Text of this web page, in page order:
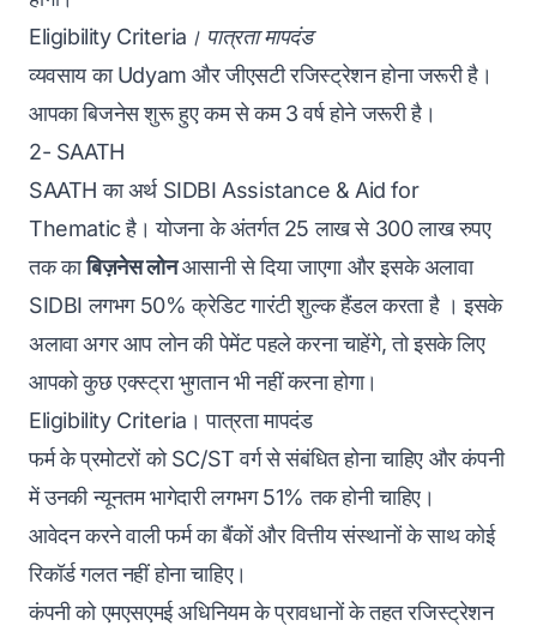
Eligibility Criteria। पात्रता मापदंड
व्यवसाय का Udyam और जीएसटी रजिस्ट्रेशन होना जरूरी है।
आपका बिजनेस शुरू हुए कम से कम 3 वर्ष होने जरूरी है।
2- SAATH
SAATH का अर्थ SIDBI Assistance & Aid for
Thematic है। योजना के अंतर्गत 25 लाख से 300 लाख रुपए
तक काबिज़नेस लोनआसानी से दिया जाएगा और इसके अलावा
SIDBI लगभग 50% क्रेडिट गारंटी शुल्क हैंडल करता है । इसके
अलावा अगर आप लोन की पेमेंट पहले करना चाहेंगे, तो इसके लिए
आपको कुछ एक्स्ट्रा भुगतान भी नहीं करना होगा।
Eligibility Criteria। पात्रता मापदंड
फर्म के प्रमोटरों को SC/ST वर्ग से संबंधित होना चाहिए और कंपनी
में उनकी न्यूनतम भागेदारी लगभग 51% तक होनी चाहिए।
आवेदन करने वाली फर्म का बैंकों और वित्तीय संस्थानों के साथ कोई
रिकॉर्ड गलत नहीं होना चाहिए।
कंपनी को एमएसएमई अधिनियम के प्रावधानों के तहत रजिस्ट्रेशन